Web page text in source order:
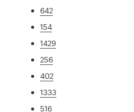
642
154
1429
256
402
1333
516